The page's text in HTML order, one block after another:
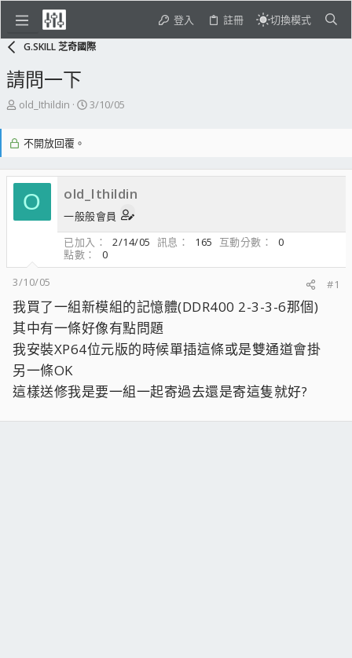
登入 註冊 切換模式
G.SKILL 芝奇國際
請問一下
主
起
人
old_Ithildin
開
3/10/05
不開放回覆。
O old_Ithildin
一般般會員
已加入
2/14/05 訊息 165 互動分數
0
點數
0
3/10/05
#1
我買了一組新模組的記憶體(DDR400 2-3-3-6那個)
其中有一條好像有點問題
我安裝XP64位元版的時候單插這條或是雙通道會掛
另一條OK
這樣送修我是要一組一起寄過去還是寄這隻就好?